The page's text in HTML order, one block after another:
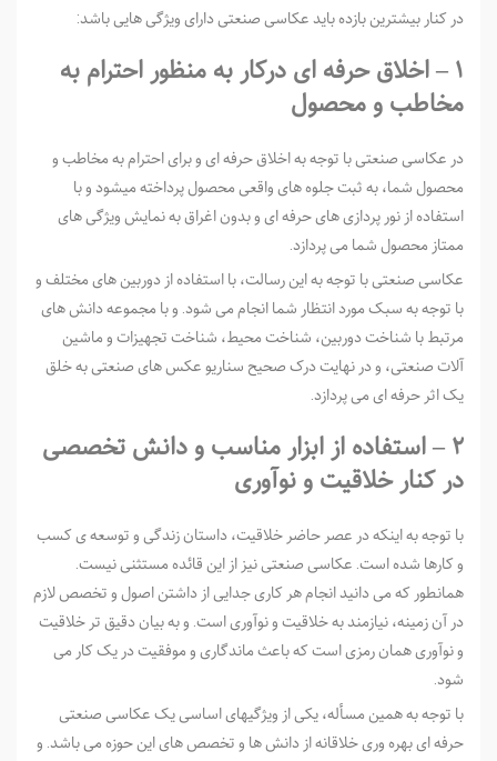
در کنار بیشترین بازده باید عکاسی صنعتی دارای ویژگی هایی باشد:
۱ – اخلاق حرفه ­ای درکار به منظور احترام به
مخاطب و محصول
در عکاسی صنعتی با توجه به اخلاق حرفه ­ای و برای احترام به مخاطب و
محصول شما، به ثبت جلوه­ های واقعی محصول پرداخته می­شود و با
استفاده از نور پردازی­ های حرفه­ ای و بدون اغراق به نمایش ویژگی های
ممتاز محصول شما می پردازد.
عکاسی صنعتی با توجه به این رسالت، با استفاده از دوربین­ های مختلف و
با توجه به سبک مورد انتظار شما انجام می شود. و با مجموعه دانش ­های
مرتبط با شناخت دوربین، شناخت محیط، شناخت تجهیزات و ماشین
آلات صنعتی، و در نهایت درک صحیح سناریو عکس­ های صنعتی­ به خلق
یک اثر حرفه ای می پردازد.
۲ – استفاده از ابزار مناسب و دانش تخصصی
در کنار خلاقیت و نوآوری
با توجه به اینکه در عصر حاضر خلاقیت، داستان زندگی و توسعه­ ی کسب
و کارها شده است. عکاسی صنعتی نیز از این قائده مستثنی نیست.
همانطور که می دانید انجام هر کاری جدایی از داشتن اصول و تخصص لازم
در آن زمینه، نیازمند به خلاقیت و نوآوری است. و به بیان دقیق تر خلاقیت
و نوآوری همان رمزی است که باعث ماندگاری و موفقیت در یک کار می
شود.
با توجه به همین مسأله، یکی از ویژگی­های اساسی یک عکاسی صنعتی
حرفه ­ای بهره­ وری خلاقانه از دانش ­ها و تخصص ­های این حوزه می­ باشد. و